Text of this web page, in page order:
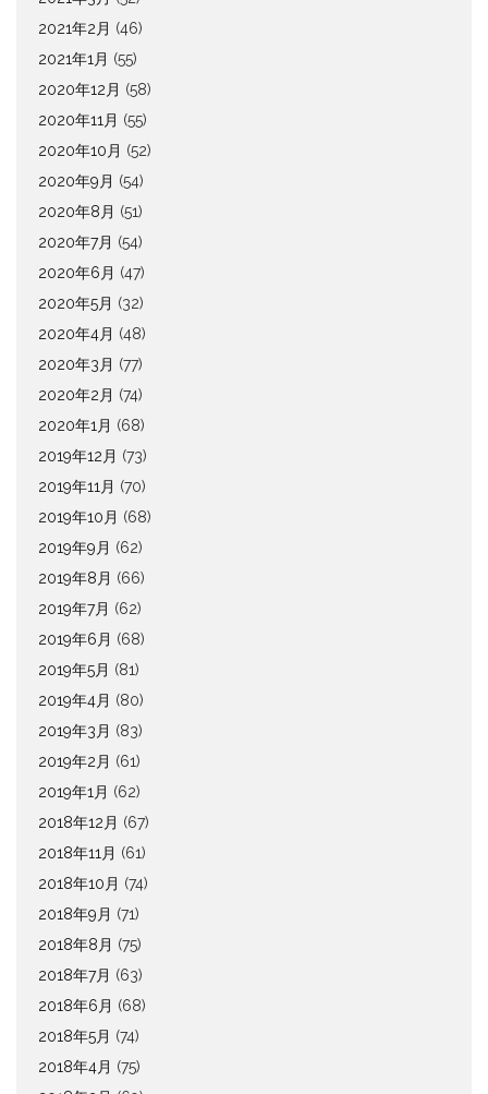
2021年2月 (46)
2021年1月 (55)
2020年12月 (58)
2020年11月 (55)
2020年10月 (52)
2020年9月 (54)
2020年8月 (51)
2020年7月 (54)
2020年6月 (47)
2020年5月 (32)
2020年4月 (48)
2020年3月 (77)
2020年2月 (74)
2020年1月 (68)
2019年12月 (73)
2019年11月 (70)
2019年10月 (68)
2019年9月 (62)
2019年8月 (66)
2019年7月 (62)
2019年6月 (68)
2019年5月 (81)
2019年4月 (80)
2019年3月 (83)
2019年2月 (61)
2019年1月 (62)
2018年12月 (67)
2018年11月 (61)
2018年10月 (74)
2018年9月 (71)
2018年8月 (75)
2018年7月 (63)
2018年6月 (68)
2018年5月 (74)
2018年4月 (75)